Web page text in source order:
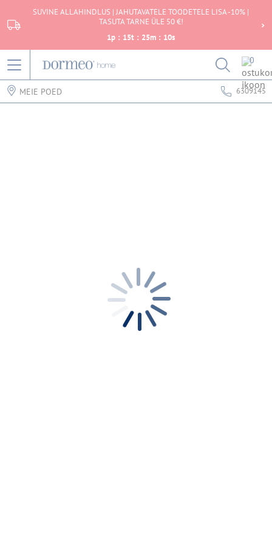
SUVINE ALLAHINDLUS | JAHUTAVATELE TOODETELE LISA -10% |
TASUTA TARNE ÜLE 50 €!
1p : 15t : 25m : 10s
0
MEIE POED 6309145